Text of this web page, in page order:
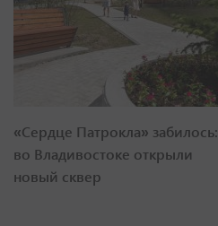
«Сердце Патрокла» забилось:
во Владивостоке открыли
новый сквер